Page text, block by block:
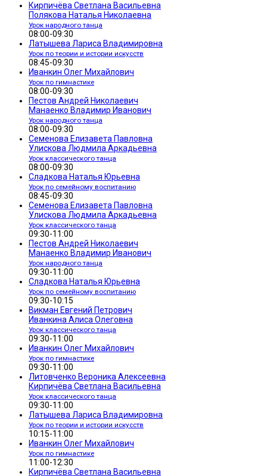
Кирпичёва Светлана Васильевна
Полякова Наталья Николаевна
Урок народного танца
08:00-09:30
Латышева Лариса Владимировна
Урок по теории и истории искусств
08:45-09:30
Иванкин Олег Михайлович
Урок по гимнастике
08:00-09:30
Пестов Андрей Николаевич
Манаенко Владимир Иванович
Урок народного танца
08:00-09:30
Семенова Елизавета Павловна
Улискова Людмила Аркадьевна
Урок классического танца
08:00-09:30
Сладкова Наталья Юрьевна
Урок по семейному воспитанию
08:45-09:30
Семенова Елизавета Павловна
Улискова Людмила Аркадьевна
Урок классического танца
09:30-11:00
Пестов Андрей Николаевич
Манаенко Владимир Иванович
Урок народного танца
09:30-11:00
Сладкова Наталья Юрьевна
Урок по семейному воспитанию
09:30-10:15
Викман Евгений Петрович
Иванкина Алиса Олеговна
Урок классического танца
09:30-11:00
Иванкин Олег Михайлович
Урок по гимнастике
09:30-11:00
Литовченко Вероника Алексеевна
Кирпичёва Светлана Васильевна
Урок классического танца
09:30-11:00
Латышева Лариса Владимировна
Урок по теории и истории искусств
10:15-11:00
Иванкин Олег Михайлович
Урок по гимнастике
11:00-12:30
Кирпичёва Светлана Васильевна